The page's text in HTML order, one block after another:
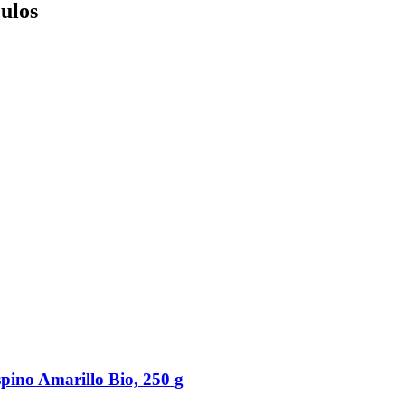
Amarillo Bio, 250 g